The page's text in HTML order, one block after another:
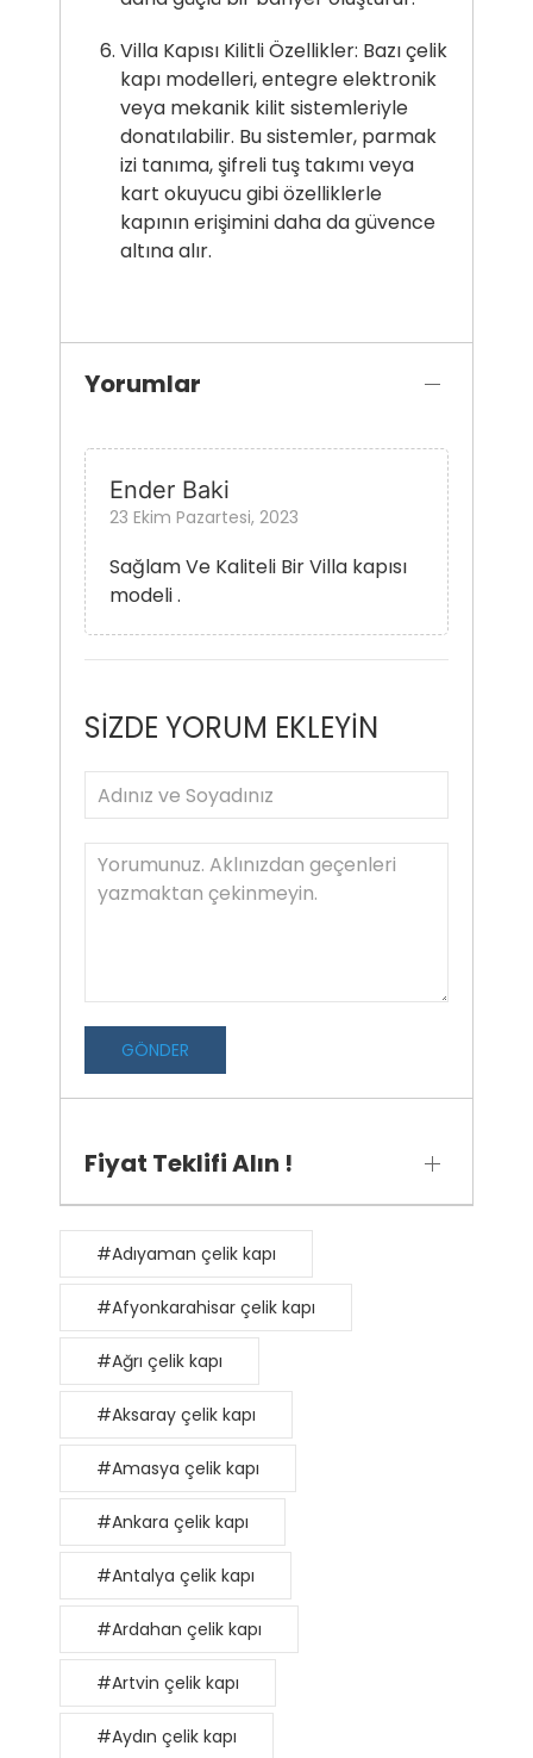
Villa Kapısı Kilitli Özellikler: Bazı çelik
kapı modelleri, entegre elektronik
veya mekanik kilit sistemleriyle
donatılabilir. Bu sistemler, parmak
izi tanıma, şifreli tuş takımı veya
kart okuyucu gibi özelliklerle
kapının erişimini daha da güvence
altına alır.
Yorumlar
Ender Baki
23 Ekim Pazartesi, 2023
Sağlam Ve Kaliteli Bir Villa kapısı
modeli .
SİZDE YORUM EKLEYİN
GÖNDER
Fiyat Teklifi Alın !
#Adıyaman çelik kapı
#Afyonkarahisar çelik kapı
#Ağrı çelik kapı
#Aksaray çelik kapı
#Amasya çelik kapı
#Ankara çelik kapı
#Antalya çelik kapı
#Ardahan çelik kapı
#Artvin çelik kapı
#Aydın çelik kapı